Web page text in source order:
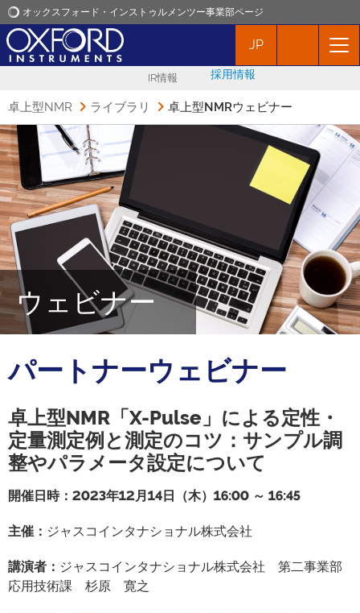
オックスフォード・インストゥルメンツー事業部ページ
オックスフォード・インストゥルメンツ
イベント
お問い合わせ
JP
IR情報 採用情報
卓上型NMR ライブラリ 卓上型NMRウェビナー
ウェビナー
パートナーウェビナー
卓上型NMR「X-Pulse」による定性・
定量測定例と測定のコツ：サンプル調
整やパラメータ設定について
開催日時：2023年12月14日（木）16:00 ～ 16:45
主催： ジャスコインタナショナル株式会社
講演者： ジャスコインタナショナル株式会社 第二事業部
応用技術課 杉原 寛之